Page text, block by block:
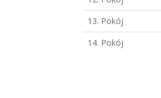
13. Pokój
14. Pokój